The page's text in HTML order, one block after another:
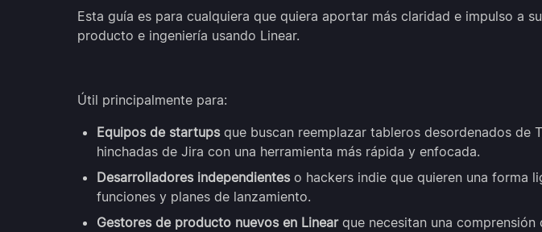
Esta guía es para cualquiera que quiera aportar más claridad e impulso a
producto e ingeniería usando Linear.
Útil principalmente para:
Equipos de startupsque buscan reemplazar tableros desordenados de
hinchadas de Jira con una herramienta más rápida y enfocada.
Desarrolladores independienteso hackers indie que quieren una forma
funciones y planes de lanzamiento.
Gestores de producto nuevos en Linearque necesitan una comprensión